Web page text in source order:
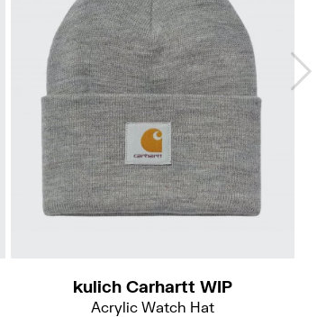
kulich Carhartt WIP
Acrylic Watch Hat